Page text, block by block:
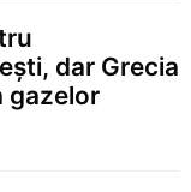
dar Grecia
gazelor